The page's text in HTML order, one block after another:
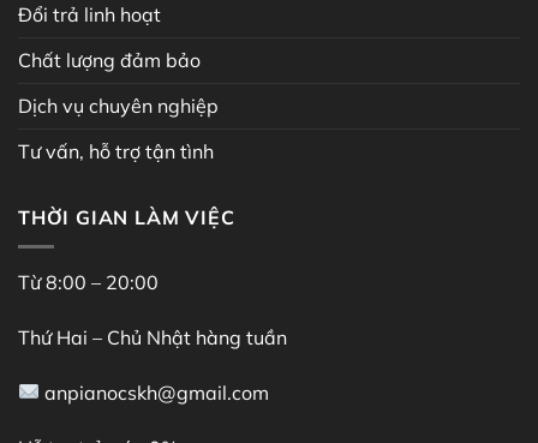
Đổi trả linh hoạt
Chất lượng đảm bảo
Dịch vụ chuyên nghiệp
Tư vấn, hỗ trợ tận tình
THỜI GIAN LÀM VIỆC
Từ 8:00 – 20:00
Thứ Hai – Chủ Nhật hàng tuần
anpianocskh@gmail.com